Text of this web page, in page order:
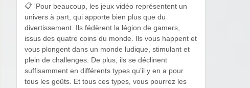
📋 : Pour beaucoup, les jeux vidéo représentent un
univers à part, qui apporte bien plus que du
divertissement. Ils fédèrent la légion de gamers,
issus des quatre coins du monde. Ils vous happent et
vous plongent dans un monde ludique, stimulant et
plein de challenges. De plus, ils se déclinent
suffisamment en différents types qu’il y en a pour
tous les goûts. Et tous ces types, vous pourrez les